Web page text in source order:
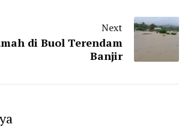
Next
di Buol Terendam
Banjir